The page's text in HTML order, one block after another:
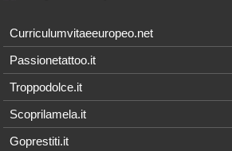
Curriculumvitaeeuropeo.net
Passionetattoo.it
Troppodolce.it
Scoprilamela.it
Goprestiti.it